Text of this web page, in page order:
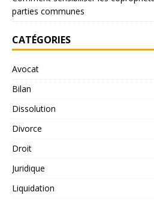
parties communes
CATÉGORIES
Avocat
Bilan
Dissolution
Divorce
Droit
Juridique
Liquidation